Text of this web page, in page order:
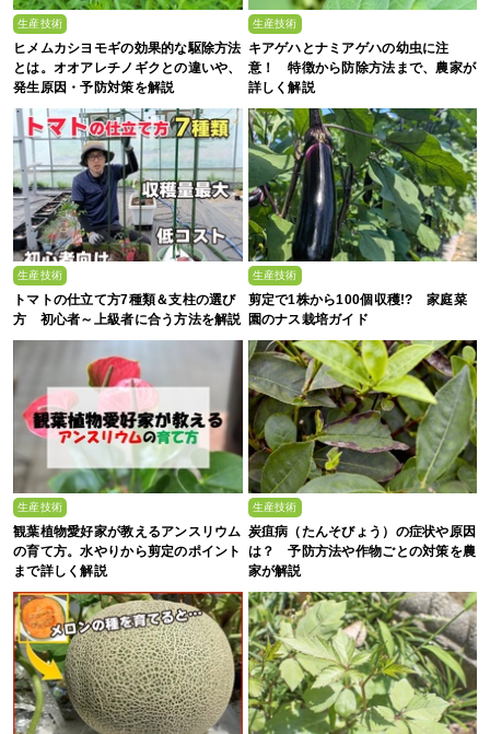
生産技術
ヒメムカシヨモギの効果的な駆除方法
とは。オオアレチノギクとの違いや、
発生原因・予防対策を解説
生産技術
キアゲハとナミアゲハの幼虫に注
意！ 特徴から防除方法まで、農家が
詳しく解説
生産技術
トマトの仕立て方7種類＆支柱の選び
方 初心者～上級者に合う方法を解説
生産技術
剪定で1株から100個収穫!? 家庭菜
園のナス栽培ガイド
生産技術
観葉植物愛好家が教えるアンスリウム
の育て方。水やりから剪定のポイント
まで詳しく解説
生産技術
炭疽病（たんそびょう）の症状や原因
は？ 予防方法や作物ごとの対策を農
家が解説